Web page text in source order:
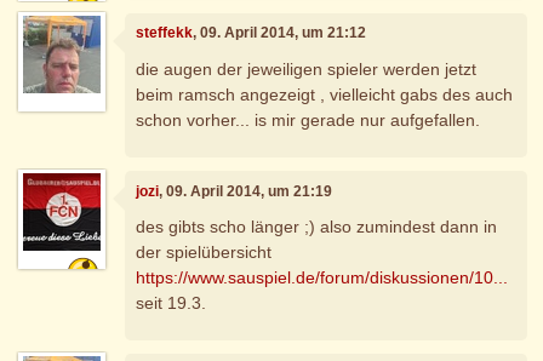
steffekk, 09. April 2014, um 21:12
die augen der jeweiligen spieler werden jetzt
beim ramsch angezeigt , vielleicht gabs des auch
schon vorher... is mir gerade nur aufgefallen.
jozi, 09. April 2014, um 21:19
des gibts scho länger ;) also zumindest dann in
der spielübersicht
https://www.sauspiel.de/forum/diskussionen/10...
seit 19.3.